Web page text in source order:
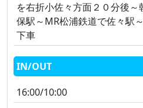
を右折小佐々方面２０分後
保駅～MR松浦鉄道で佐々駅
下車
IN/OUT
16:00/10:00